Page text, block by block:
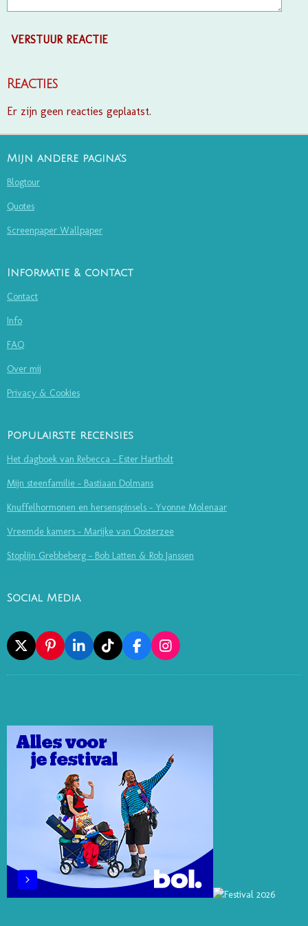
VERSTUUR REACTIE
Reacties
Er zijn geen reacties geplaatst.
Mijn andere pagina's
Blogtour
Quotes
Screenpaper Wallpaper
Informatie & contact
Contact
Info
FAQ
Over mij
Privacy & Cookies
Populairste recensies
Het dagboek van Rebecca - Ester Hartholt
Mijn steenfamilie - Bastiaan Dolmans
Knuffelhormonen en hersenspinsels - Yvonne Molenaar
Vreemde kamers - Marijke van Oosterzee
Stoplijn Grebbeberg - Bob Latten & Rob Janssen
Social Media
X
P
I
N
E
S
T
L
I
N
I
N
T
I
K
F
A
C
O
I
N
S
R
M